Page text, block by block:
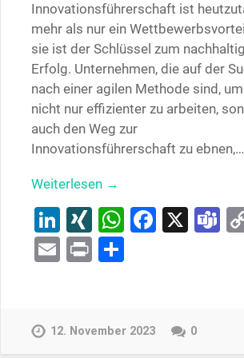
Innovationsführerschaft ist
mehr als nur ein
sie ist der Schlüssel zum
Erfolg. Unternehmen, die auf der
nach einer agilen Methode sind, um
nicht nur effizienter zu arbeiten,
auch den Weg zur
Innovationsführerschaft zu ebnen,…
Weiterlesen →
LinkedIn
XINGWhatsApp
X
Email
PrintTeilen
12. November 2023 0